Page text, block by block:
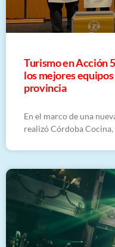
Turismo en Acción
los mejores
provincia
En el marco de una
realizó Córdoba Cocina,